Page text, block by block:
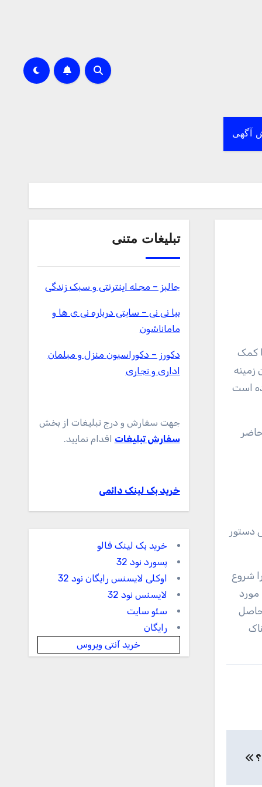
آگهی
کمک
زمینه
است
دستور
شروع
مورد
حاصل
تبلیغات متنی
جالبز – مجله اینترنتی و سبک زندگی
بیا نی نی – سایتی درباره نی ی ها و
ماماناشون
دکورز – دکوراسیون منزل و مبلمان
اداری و تجاری
جهت سفارش و درج تبلیغات از بخش
سفارش تبلیغات اقدام نمایید.
خرید بک لینک دائمی
خرید بک لینک فالو
پسورد نود 32
اوکلی لایسنس رایگان نود 32
لایسنس نود 32
سئو سایت
رایگان
خرید آنتی ویروس